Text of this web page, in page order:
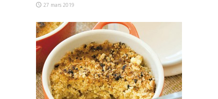
27 mars 2019